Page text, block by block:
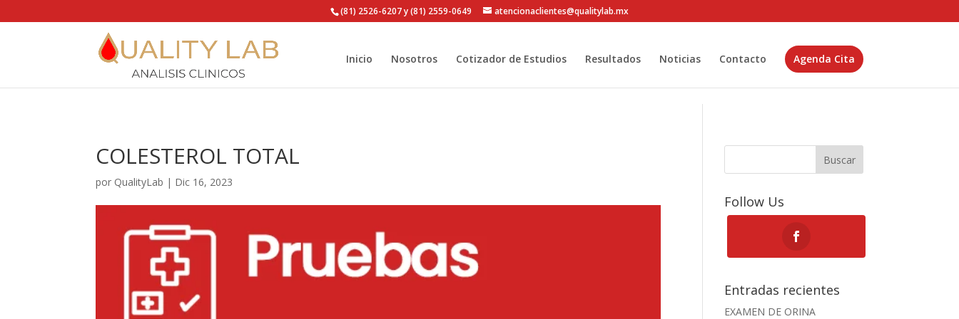
(81) 2526-6207 y (81) 2559-0649 atencionaclientes@qualitylab.mx
Inicio Nosotros Cotizador de Estudios Resultados Noticias Contacto Agenda Cita
COLESTEROL TOTAL
por QualityLab | Dic 16, 2023
Buscar
Follow Us
Entradas recientes
EXAMEN DE ORINA